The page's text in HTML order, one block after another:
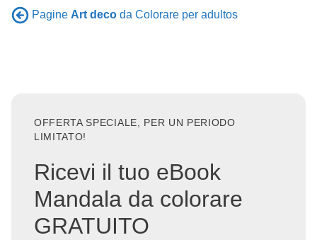
Pagine Art deco da Colorare per adultos
OFFERTA SPECIALE, PER UN PERIODO
LIMITATO!
Ricevi il tuo eBook
Mandala da colorare
GRATUITO